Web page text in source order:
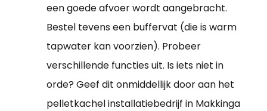
een goede afvoer wordt aangebracht.
Bestel tevens een buffervat (die is warm
tapwater kan voorzien). Probeer
verschillende functies uit. Is iets niet in
orde? Geef dit onmiddellijk door aan het
pelletkachel installatiebedrijf in Makkinga